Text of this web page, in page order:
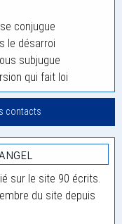
conjugue
le désarroi
subjugue
qui fait loi
contacts
sur le site 90 écrits.
du site depuis